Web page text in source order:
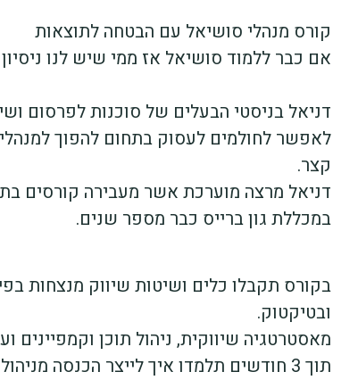
קורס מנהלי סושיאל עם הבטחה לתוצאות
אם כבר ללמוד סושיאל אז ממי שיש לנו
דניאל בניסטי הבעלים של סוכנות לפרסום
לאפשר לחולמים לעסוק בתחום להפוך
קצר.
דניאל מרצה מוערכת אשר מעבירה קורסים
במכללת גון ברייס כבר מספר שנים.
בקורס תקבלו כלים ושיטות שיווק מנצחות
ובטיקטוק.
מאסטרטגיה שיווקית, ניהול תוכן וקמפיינים
תוך 3 חודשים תלמדו איך לייצר הכנסה מניהול וקידום עסקים שונים